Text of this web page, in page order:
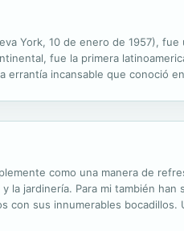
York, 10 de enero de 1957), fue
fue la primera
errantía incansable que conoció
como una manera de
la jardinería. Para mi también han
con sus innumerables bocadillos.